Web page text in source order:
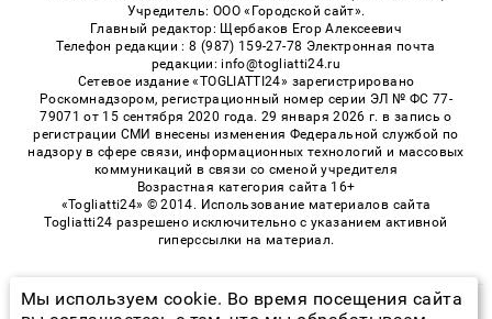
Учредитель: ООО «Городской сайт».
Главный редактор: Щербаков Егор Алексеевич
Телефон редакции : 8 (987) 159-27-78 Электронная почта
редакции: info@togliatti24.ru
Сетевое издание «TOGLIATTI24» зарегистрировано
Роскомнадзором, регистрационный номер серии ЭЛ № ФС 77-
79071 от 15 сентября 2020 года. 29 января 2026 г. в запись о
регистрации СМИ внесены изменения Федеральной службой по
надзору в сфере связи, информационных технологий и массовых
коммуникаций в связи со сменой учредителя
Возрастная категория сайта 16+
«Togliatti24» © 2014. Использование материалов сайта
Togliatti24 разрешено исключительно с указанием активной
гиперссылки на материал.
© 2026 «Togliatti24» | Все права защищены
Мы используем cookie. Во время посещения сайта